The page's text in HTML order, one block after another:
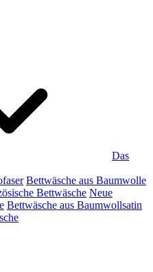
Das
Bettwäsche aus Baumwolle
Bettwäsche Neue
Bettwäsche aus Baumwollsatin